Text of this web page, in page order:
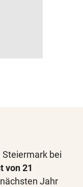
Steiermark bei
von 21
Jahr